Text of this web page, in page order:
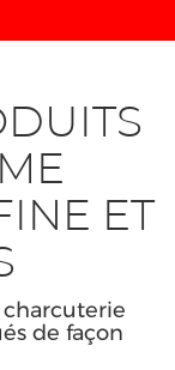
ET
de façon